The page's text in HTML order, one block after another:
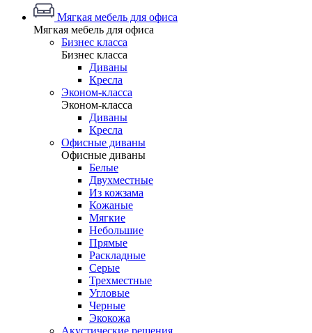
Мягкая мебель для офиса
Мягкая мебель для офиса
Бизнес класса
Бизнес класса
Диваны
Кресла
Эконом-класса
Эконом-класса
Диваны
Кресла
Офисные диваны
Офисные диваны
Белые
Двухместные
Из кожзама
Кожаные
Мягкие
Небольшие
Прямые
Раскладные
Серые
Трехместные
Угловые
Черные
Экокожа
Акустические решения